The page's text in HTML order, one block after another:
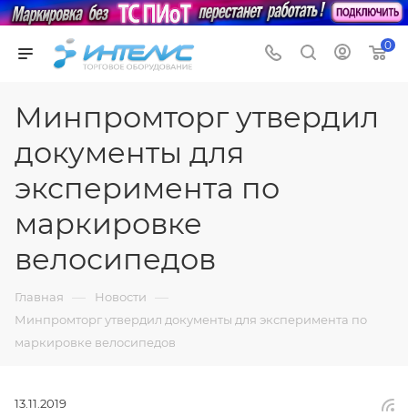
0
Минпромторг утвердил
документы для
эксперимента по
маркировке
велосипедов
Главная — Новости —
Минпромторг утвердил документы для эксперимента по
маркировке велосипедов
13.11.2019